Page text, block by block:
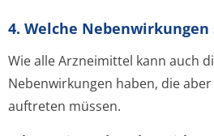
4. Welche
Wie alle Arzneimittel kann auch
Nebenwirkungen haben, die
auftreten müssen.